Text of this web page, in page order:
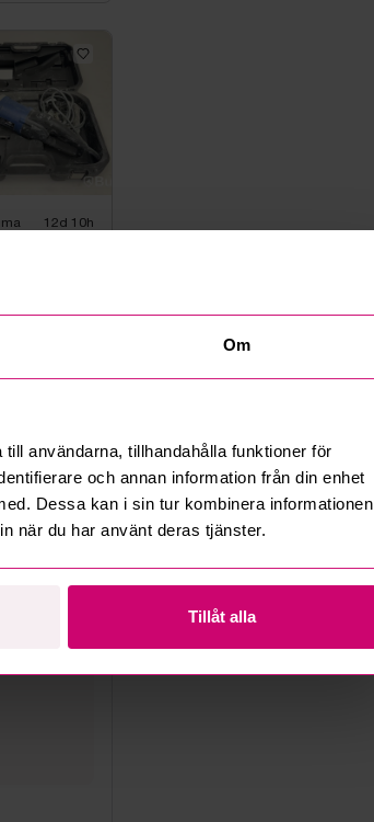
Om
användarna, tillhandahålla funktioner för
och annan information från din enhet
Dessa kan i sin tur kombinera informationen
när du har använt deras tjänster.
Tillåt alla
12d 10h